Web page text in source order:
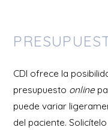
CDI ofrece la
presupuesto online
puede variar
del paciente. Solicítelo